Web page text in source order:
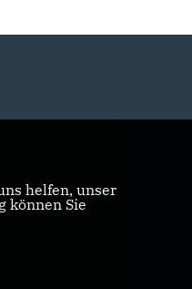
helfen, unser
können Sie